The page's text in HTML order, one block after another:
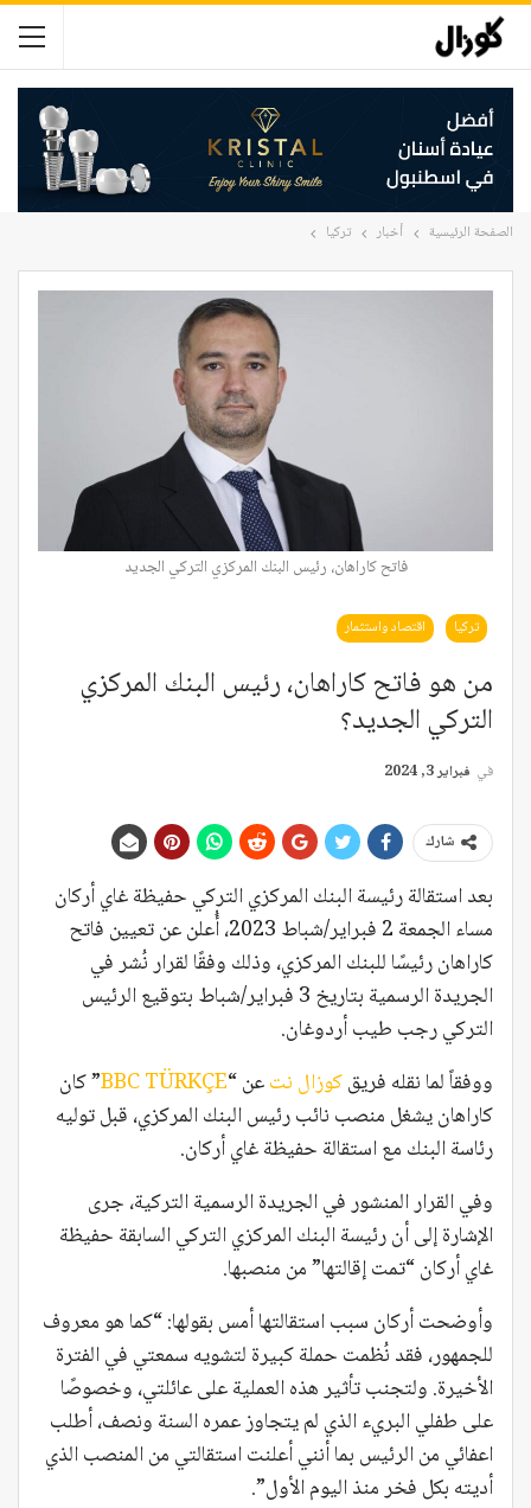
الصفحة الرئيسية أخبار تركيا
فاتح كاراهان، رئيس البنك المركزي التركي الجديد
تركيا اقتصاد واستثمار
من هو فاتح كاراهان، رئيس البنك المركزي
التركي الجديد؟
في فبراير 3, 2024
شارك
بعد استقالة رئيسة البنك المركزي التركي حفيظة غاي أركان
مساء الجمعة 2 فبراير/شباط 2023، أُعلن عن تعيين فاتح
كاراهان رئيسًا للبنك المركزي، وذلك وفقًا لقرار نُشر في
الجريدة الرسمية بتاريخ 3 فبراير/شباط بتوقيع الرئيس
التركي رجب طيب أردوغان.
ووفقاً لما نقله فريقكوزال نتعن “BBC TÜRKÇE” كان
كاراهان يشغل منصب نائب رئيس البنك المركزي، قبل توليه
رئاسة البنك مع استقالة حفيظة غاي أركان.
وفي القرار المنشور في الجريدة الرسمية التركية، جرى
الإشارة إلى أن رئيسة البنك المركزي التركي السابقة حفيظة
غاي أركان “تمت إقالتها” من منصبها.
وأوضحت أركان سبب استقالتها أمس بقولها: “كما هو معروف
للجمهور، فقد نُظمت حملة كبيرة لتشويه سمعتي في الفترة
الأخيرة. ولتجنب تأثير هذه العملية على عائلتي، وخصوصًا
على طفلي البريء الذي لم يتجاوز عمره السنة ونصف، أطلب
اعفائي من الرئيس بما أنني أعلنت استقالتي من المنصب الذي
أديته بكل فخر منذ اليوم الأول”.